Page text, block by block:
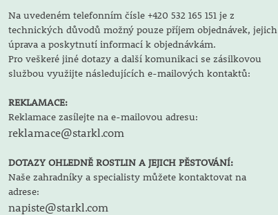
Na uvedeném telefonním čísle +420 532 165 151 je z
technických důvodů možný pouze příjem objednávek, jejich
úprava a poskytnutí informací k objednávkám.
Pro veškeré jiné dotazy a další komunikaci se zásilkovou
službou využijte následujících e-mailových kontaktů:
REKLAMACE:
Reklamace zasílejte na e-mailovou adresu:
reklamace@starkl.com
DOTAZY OHLEDNĚ ROSTLIN A JEJICH PĚSTOVÁNÍ:
Naše zahradníky a specialisty můžete kontaktovat na
adrese:
napiste@starkl.com